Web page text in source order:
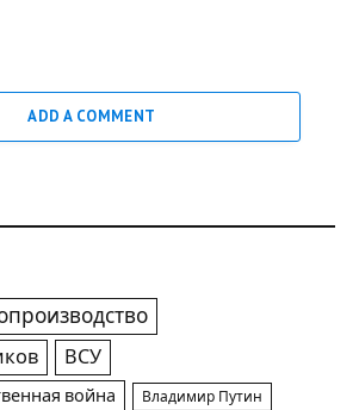
ADD A COMMENT
ВСУ
война Владимир Путин